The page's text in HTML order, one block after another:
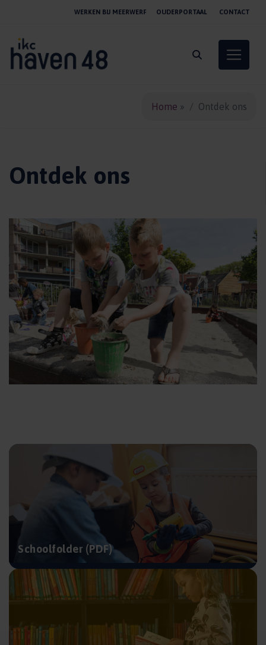
WERKEN BIJ MEERWERF OUDERPORTAAL CONTACT
Toggle
Home » Ontdek ons
Ontdek ons
Schoolfolder (PDF)